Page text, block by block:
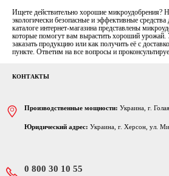
Ищете действительно хорошие микроудобрения?
экологически безопасные и эффективные
каталоге интернет-магазина представлены
которые помогут вам вырастить хороший урожай.
заказать продукцию или как получить её с
пункте. Ответим на все вопросы и
КОНТАКТЫ
Производственные мощности: Украина, г.
Юридический адрес: Украина, г. Херсон, ул.
0 800 30 10 55